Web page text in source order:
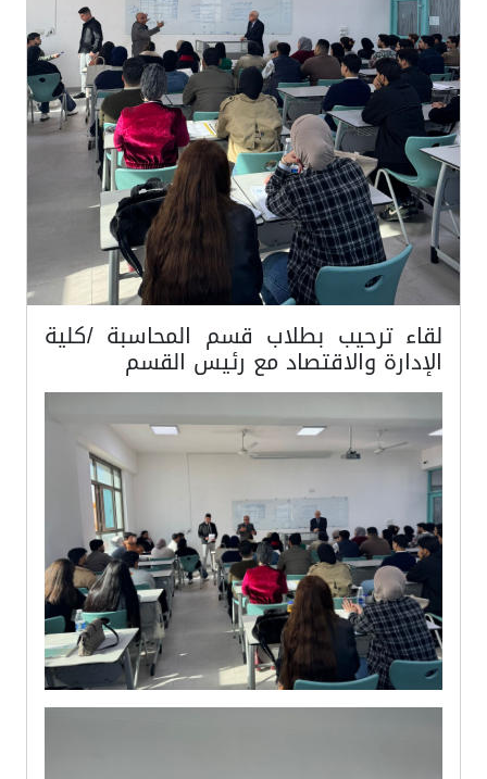
لقاء ترحيب بطلاب قسم المحاسبة /كلية
الإدارة والاقتصاد مع رئيس القسم